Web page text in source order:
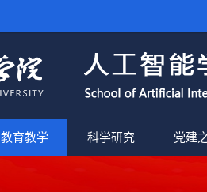
教育教学 科学研究 党建